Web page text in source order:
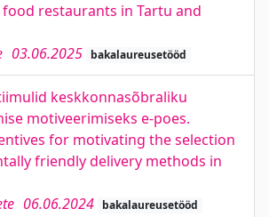
restaurants in Tartu and
03.06.2025 bakalaureusetööd
keskkonnasõbraliku
motiveerimiseks e-poes.
for motivating the selection
friendly delivery methods in
06.06.2024 bakalaureusetööd